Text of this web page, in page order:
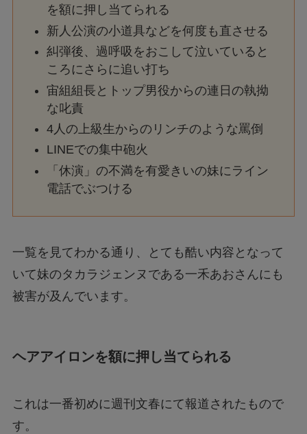
を額に押し当てられる
新人公演の小道具などを何度も直させる
糾弾後、過呼吸をおこして泣いていると
ころにさらに追い打ち
宙組組長とトップ男役からの連日の執拗
な叱責
4人の上級生からのリンチのような罵倒
LINEでの集中砲火
「休演」の不満を有愛きいの妹にライン
電話でぶつける
一覧を見てわかる通り、とても酷い内容となって
いて妹のタカラジェンヌである一禾あおさんにも
被害が及んでいます。
ヘアアイロンを額に押し当てられる
これは一番初めに週刊文春にて報道されたもので
す。